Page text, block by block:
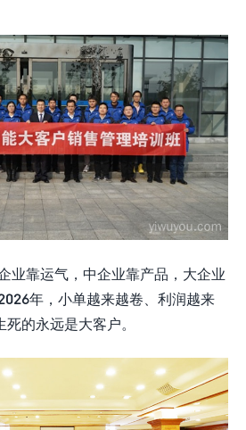
业靠运气，中企业靠产品，大企业
年，小单越来越卷、利润越来
的永远是大客户。